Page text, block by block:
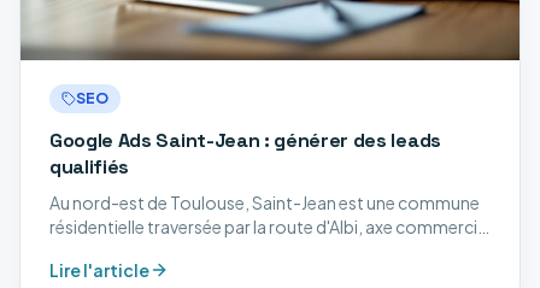
SEO
Google Ads Saint-Jean : générer des leads
qualifiés
Au nord-est de Toulouse, Saint-Jean est une commune
résidentielle traversée par la route d'Albi, axe commercial
digitaux à Saint-Jean.
Lire l'article